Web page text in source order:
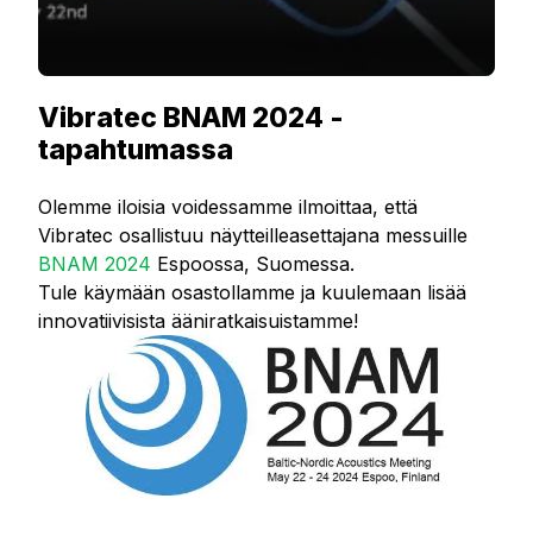
Vibratec BNAM 2024 -
tapahtumassa
Olemme iloisia voidessamme ilmoittaa, että
Vibratec osallistuu näytteilleasettajana messuille
BNAM 2024 Espoossa, Suomessa.
Tule käymään osastollamme ja kuulemaan lisää
innovatiivisista ääniratkaisuistamme!